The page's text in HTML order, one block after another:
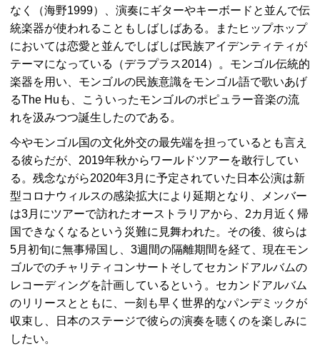
なく（海野1999）、演奏にギターやキーボードと並んで伝
統楽器が使われることもしばしばある。またヒップホップ
においては恋愛と並んでしばしば民族アイデンティティが
テーマになっている（デラプラス2014）。モンゴル伝統的
楽器を用い、モンゴルの民族意識をモンゴル語で歌いあげ
るThe Huも、こういったモンゴルのポピュラー音楽の流
れを汲みつつ誕生したのである。
今やモンゴル国の文化外交の最先端を担っているとも言え
る彼らだが、2019年秋からワールドツアーを敢行してい
る。残念ながら2020年3月に予定されていた日本公演は新
型コロナウィルスの感染拡大により延期となり、メンバー
は3月にツアーで訪れたオーストラリアから、2カ月近く帰
国できなくなるという災難に見舞われた。その後、彼らは
5月初旬に無事帰国し、3週間の隔離期間を経て、現在モン
ゴルでのチャリティコンサートそしてセカンドアルバムの
レコーディングを計画しているという。セカンドアルバム
のリリースとともに、一刻も早く世界的なパンデミックが
収束し、日本のステージで彼らの演奏を聴くのを楽しみに
したい。